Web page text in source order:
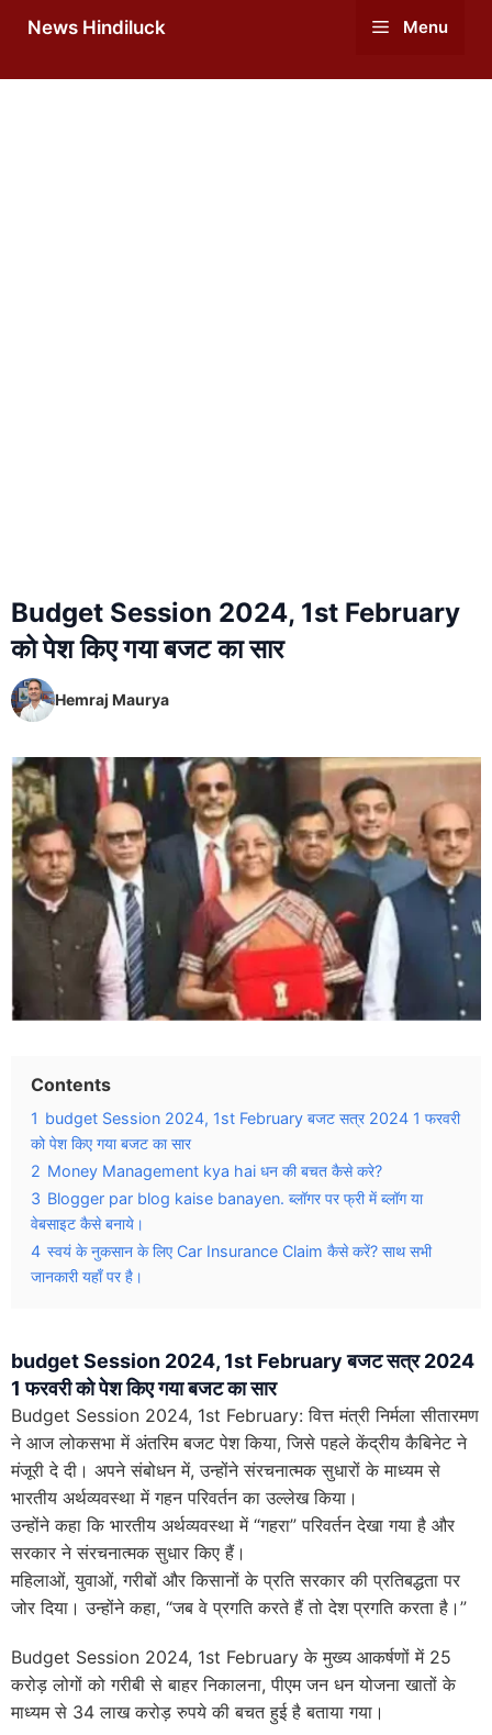
News Hindiluck Menu
Budget Session 2024, 1st February
को पेश किए गया बजट का सार
Hemraj Maurya
Contents
1 budget Session 2024, 1st February बजट सत्र 2024 1 फरवरी
को पेश किए गया बजट का सार
2 Money Management kya hai धन की बचत कैसे करे?
3 Blogger par blog kaise banayen. ब्लॉगर पर फ्री में ब्लॉग या
वेबसाइट कैसे बनाये।
4 स्वयं के नुकसान के लिए Car Insurance Claim कैसे करें? साथ सभी
जानकारी यहाँ पर है।
budget Session 2024, 1st February बजट सत्र 2024
1 फरवरी को पेश किए गया बजट का सार
Budget Session 2024, 1st February: वित्त मंत्री निर्मला सीतारमण
ने आज लोकसभा में अंतरिम बजट पेश किया, जिसे पहले केंद्रीय कैबिनेट ने
मंजूरी दे दी। अपने संबोधन में, उन्होंने संरचनात्मक सुधारों के माध्यम से
भारतीय अर्थव्यवस्था में गहन परिवर्तन का उल्लेख किया।
उन्होंने कहा कि भारतीय अर्थव्यवस्था में “गहरा” परिवर्तन देखा गया है और
सरकार ने संरचनात्मक सुधार किए हैं।
महिलाओं, युवाओं, गरीबों और किसानों के प्रति सरकार की प्रतिबद्धता पर
जोर दिया। उन्होंने कहा, “जब वे प्रगति करते हैं तो देश प्रगति करता है।”
Budget Session 2024, 1st February के मुख्य आकर्षणों में 25
करोड़ लोगों को गरीबी से बाहर निकालना, पीएम जन धन योजना खातों के
माध्यम से 34 लाख करोड़ रुपये की बचत हुई है बताया गया।